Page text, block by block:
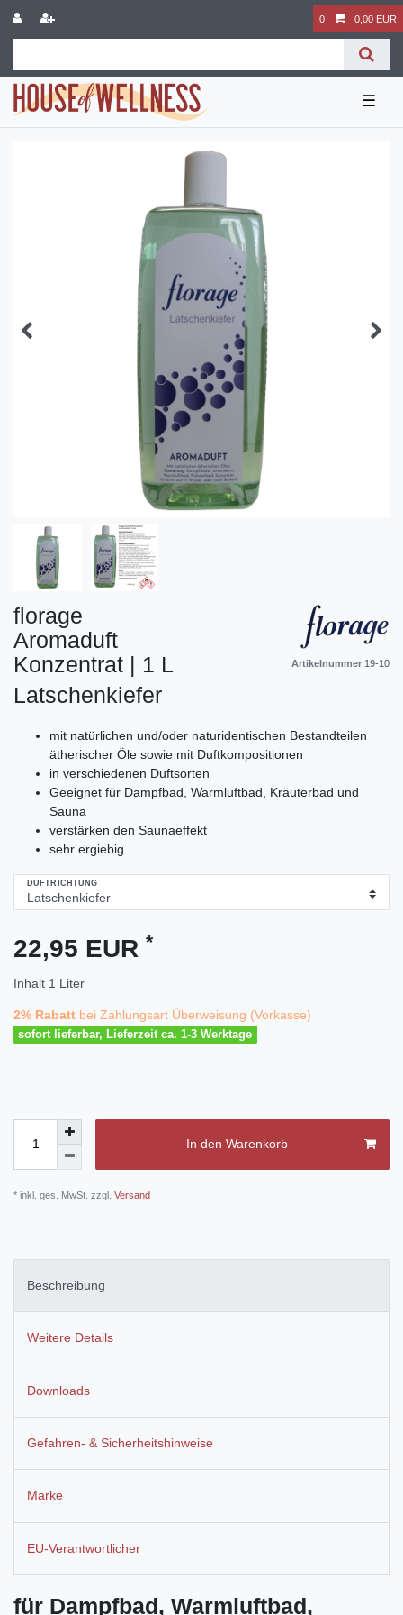
0 0,00 EUR
☰
florage
Aromaduft
Konzentrat | 1 L
Latschenkiefer
Artikelnummer 19-10
mit natürlichen und/oder naturidentischen Bestandteilen
ätherischer Öle sowie mit Duftkompositionen
in verschiedenen Duftsorten
Geeignet für Dampfbad, Warmluftbad, Kräuterbad und
Sauna
verstärken den Saunaeffekt
sehr ergiebig
DUFTRICHTUNG
22,95 EUR *
Inhalt 1 Liter
2% Rabatt bei Zahlungsart Überweisung (Vorkasse)
sofort lieferbar, Lieferzeit ca. 1-3 Werktage
In den Warenkorb
* inkl. ges. MwSt. zzgl. Versand
Beschreibung
Weitere Details
Downloads
Gefahren- & Sicherheitshinweise
Marke
EU-Verantwortlicher
für Dampfbad, Warmluftbad,